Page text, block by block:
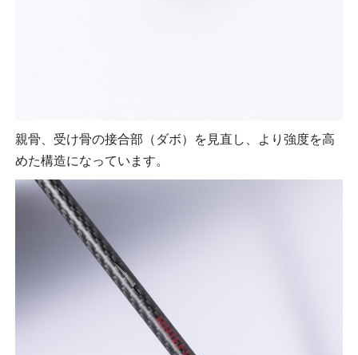
親骨、受け骨の接合部（ダボ）を見直し、より強度を高
めた構造になっています。